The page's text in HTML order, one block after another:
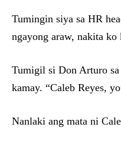
Tumingin siya sa HR
ngayong araw, nakita ko
Tumigil si Don Arturo sa
kamay. “Caleb Reyes,
Nanlaki ang mata ni